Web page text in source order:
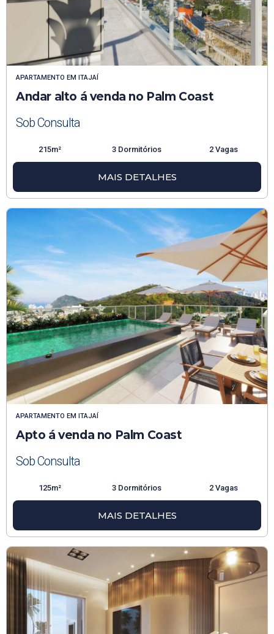
APARTAMENTO EM ITAJAÍ
Andar alto á venda no Palm Coast
Sob Consulta
215m² 3 Dormitórios 2 Vagas
MAIS DETALHES
APARTAMENTO EM ITAJAÍ
Apto á venda no Palm Coast
Sob Consulta
125m² 3 Dormitórios 2 Vagas
MAIS DETALHES